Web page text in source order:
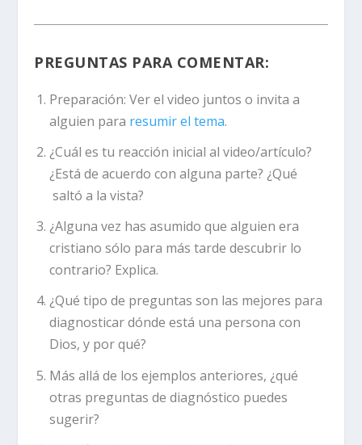
PREGUNTAS PARA COMENTAR:
Preparación: Ver el video juntos o invita a
alguien para resumir el tema.
¿Cuál es tu reacción inicial al video/artículo?
¿Está de acuerdo con alguna parte? ¿Qué
saltó a la vista?
¿Alguna vez has asumido que alguien era
cristiano sólo para más tarde descubrir lo
contrario? Explica.
¿Qué tipo de preguntas son las mejores para
diagnosticar dónde está una persona con
Dios, y por qué?
Más allá de los ejemplos anteriores, ¿qué
otras preguntas de diagnóstico puedes
sugerir?